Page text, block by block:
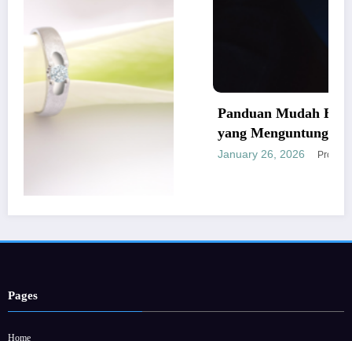
Panduan Mudah Beli Cincin Berlian
yang Menguntungkan
Provitamon
Home